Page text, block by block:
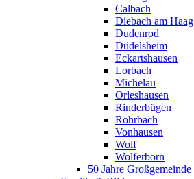
Calbach
Diebach am Haag
Dudenrod
Düdelsheim
Eckartshausen
Lorbach
Michelau
Orleshausen
Rinderbügen
Rohrbach
Vonhausen
Wolf
Wolferborn
50 Jahre Großgemeinde